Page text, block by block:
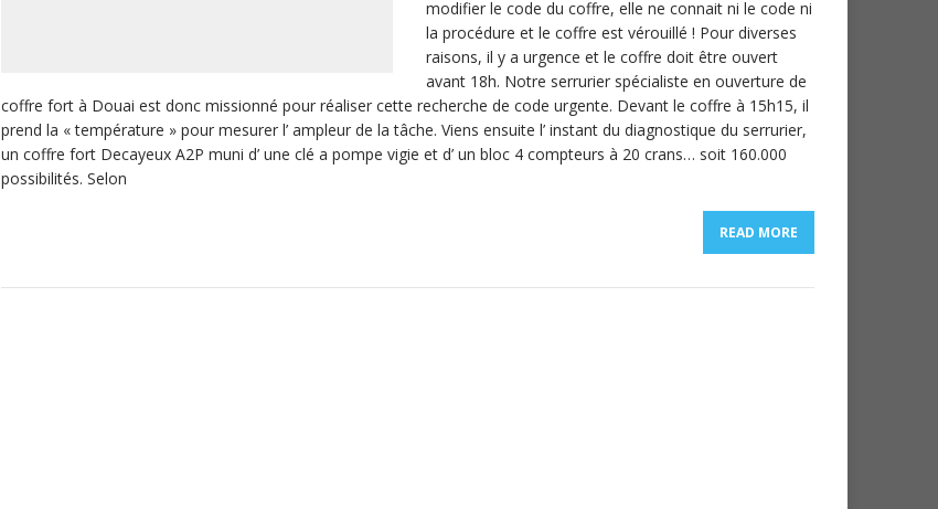
modifier le code du coffre, elle ne connait ni le code ni
la procédure et le coffre est vérouillé ! Pour diverses
raisons, il y a urgence et le coffre doit être ouvert
avant 18h. Notre serrurier spécialiste en ouverture de
coffre fort à Douai est donc missionné pour réaliser cette recherche de code urgente. Devant le coffre à 15h15, il
prend la « température » pour mesurer l’ ampleur de la tâche. Viens ensuite l’ instant du diagnostique du serrurier,
un coffre fort Decayeux A2P muni d’ une clé a pompe vigie et d’ un bloc 4 compteurs à 20 crans… soit 160.000
possibilités. Selon
READ MORE